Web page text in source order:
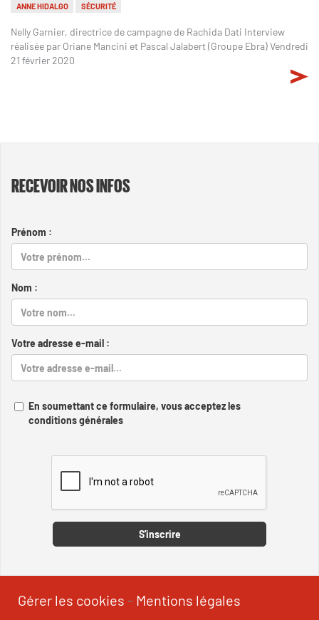
ANNE HIDALGO SÉCURITÉ
Nelly Garnier, directrice de campagne de Rachida Dati Interview
réalisée par Oriane Mancini et Pascal Jalabert (Groupe Ebra) Vendredi
21 février 2020
RECEVOIR NOS INFOS
Prénom :
Nom :
Votre adresse e-mail :
En soumettant ce formulaire, vous acceptez les
conditions générales
S'inscrire
Gérer les cookies - Mentions légales